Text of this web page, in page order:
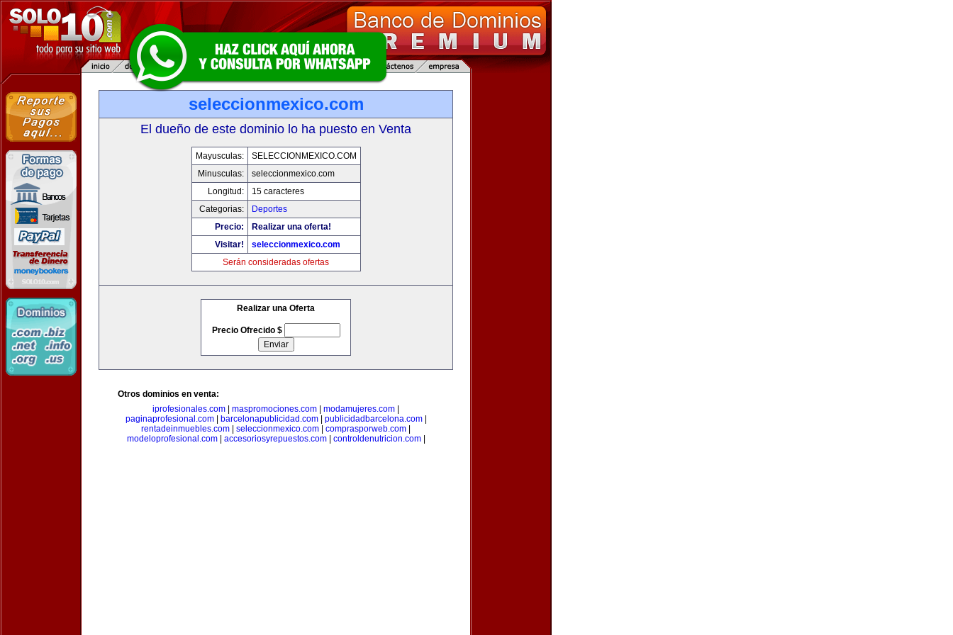
seleccionmexico.com
El dueño de este dominio lo ha puesto en Venta
Mayusculas:
SELECCIONMEXICO.COM
Minusculas:
seleccionmexico.com
Longitud:
15 caracteres
Categorias:
Deportes
Precio:
Realizar una oferta!
Visitar!
seleccionmexico.com
Serán consideradas ofertas
Realizar una Oferta
Precio Ofrecido $
Otros dominios en venta:
iprofesionales.com
maspromociones.com modamujeres.com
paginaprofesional.com| barcelonapublicidad.com| publicidadbarcelona.com|
rentadeinmuebles.com
seleccionmexico.com comprasporweb.com
modeloprofesional.com| accesoriosyrepuestos.com| controldenutricion.com|